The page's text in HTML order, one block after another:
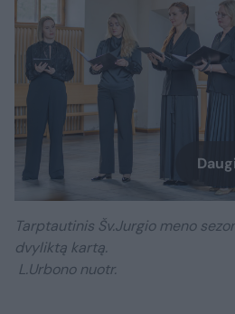
Tarptautinis Šv.Jurgio meno
dvyliktą kartą.
L.Urbono nuotr.